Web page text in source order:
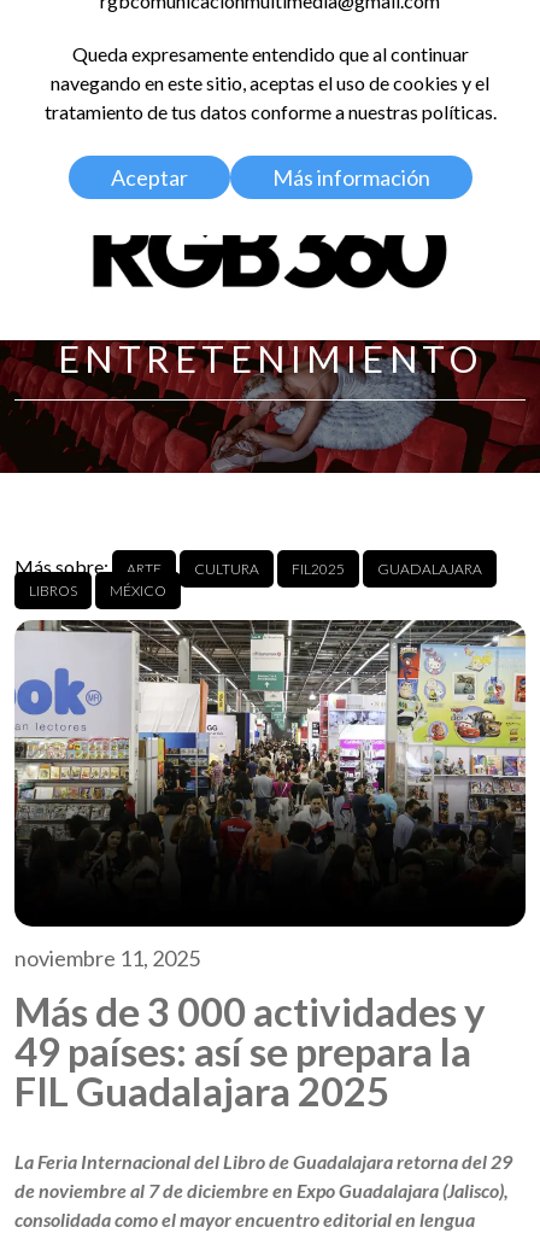
LinkedIn
RED GLOBAL
BALDOSA 360
ENTRETENIMIENTO
Más sobre: ARTE CULTURA FIL2025
GUADALAJARA
LIBROS
MÉXICO
noviembre 11, 2025
Más de 3 000 actividades y
49 países: así se prepara la
FIL Guadalajara 2025
La Feria Internacional del Libro de Guadalajara retorna del 29
de noviembre al 7 de diciembre en Expo Guadalajara (Jalisco),
consolidada como el mayor encuentro editorial en lengua
Queda expresamente entendido que al continuar
navegando en este sitio, aceptas el uso de cookies y el
tratamiento de tus datos conforme a nuestras políticas.
Aceptar Más información